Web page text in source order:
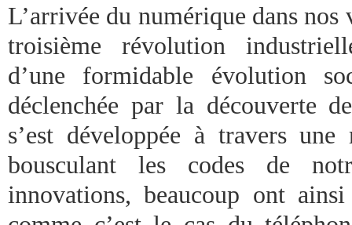
L’arrivée du numérique dans nos
troisième révolution
d’une formidable évolution
déclenchée par la découverte
s’est développée à travers une
bousculant les codes de
innovations, beaucoup ont